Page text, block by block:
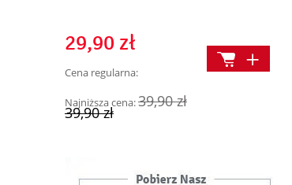
29,90 zł
Cena regularna:
39,90 zł
Najniższa cena:39,90 zł